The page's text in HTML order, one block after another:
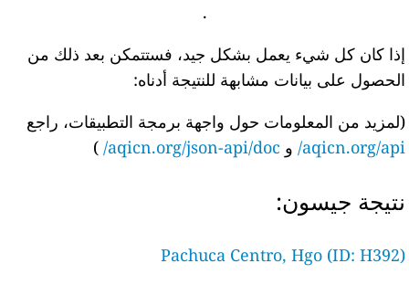
.
إذا كان كل شيء يعمل بشكل جيد، فستتمكن بعد ذلك من
الحصول على بيانات مشابهة للنتيجة أدناه:
(لمزيد من المعلومات حول واجهة برمجة التطبيقات، راجع
aqicn.org/api/ و aqicn.org/json-api/doc/
)
نتيجة جيسون:
Pachuca Centro, Hgo (ID: H392)